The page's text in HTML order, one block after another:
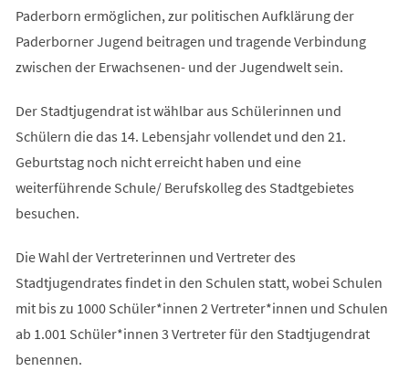
Paderborn ermöglichen, zur politischen Aufklärung der
Paderborner Jugend beitragen und tragende Verbindung
zwischen der Erwachsenen- und der Jugendwelt sein.
Der Stadtjugendrat ist wählbar aus Schülerinnen und
Schülern die das 14. Lebensjahr vollendet und den 21.
Geburtstag noch nicht erreicht haben und eine
weiterführende Schule/ Berufskolleg des Stadtgebietes
besuchen.
Die Wahl der Vertreterinnen und Vertreter des
Stadtjugendrates findet in den Schulen statt, wobei Schulen
mit bis zu 1000 Schüler*innen 2 Vertreter*innen und Schulen
ab 1.001 Schüler*innen 3 Vertreter für den Stadtjugendrat
benennen.